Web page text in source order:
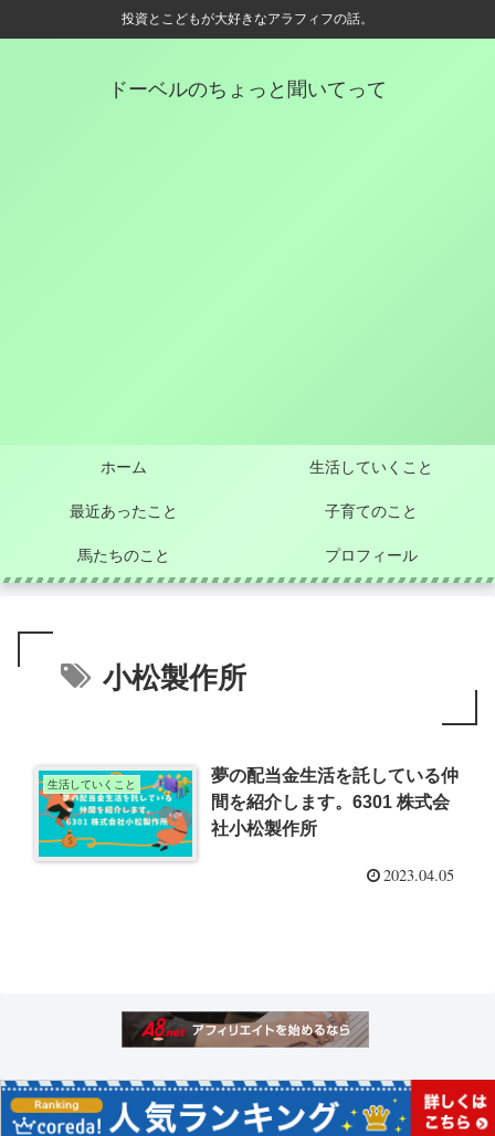
投資とこどもが大好きなアラフィフの話。
ドーベルのちょっと聞いてって
ホーム 生活していくこと
最近あったこと 子育てのこと
馬たちのこと プロフィール
小松製作所
生活していくこと
夢の配当金生活を託している仲
間を紹介します。6301 株式会
社小松製作所
2023.04.05